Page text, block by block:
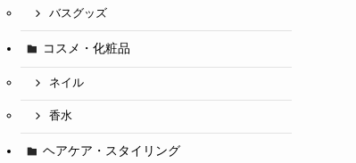
バスグッズ
コスメ・化粧品
ネイル
香水
ヘアケア・スタイリング